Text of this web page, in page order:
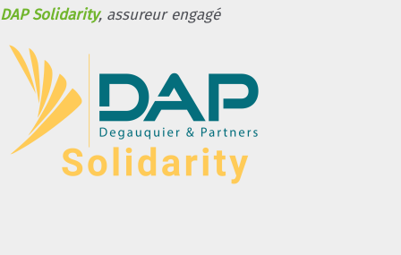
DAP Solidarity, assureur engagé